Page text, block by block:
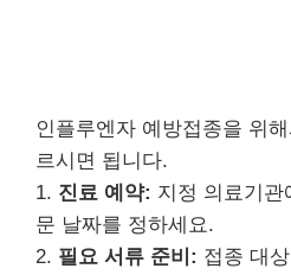
인플루엔자 예방접종을 위
르시면 됩니다.
1. 진료 예약: 지정 의료기
문 날짜를 정하세요.
2. 필요 서류 준비: 접종 대